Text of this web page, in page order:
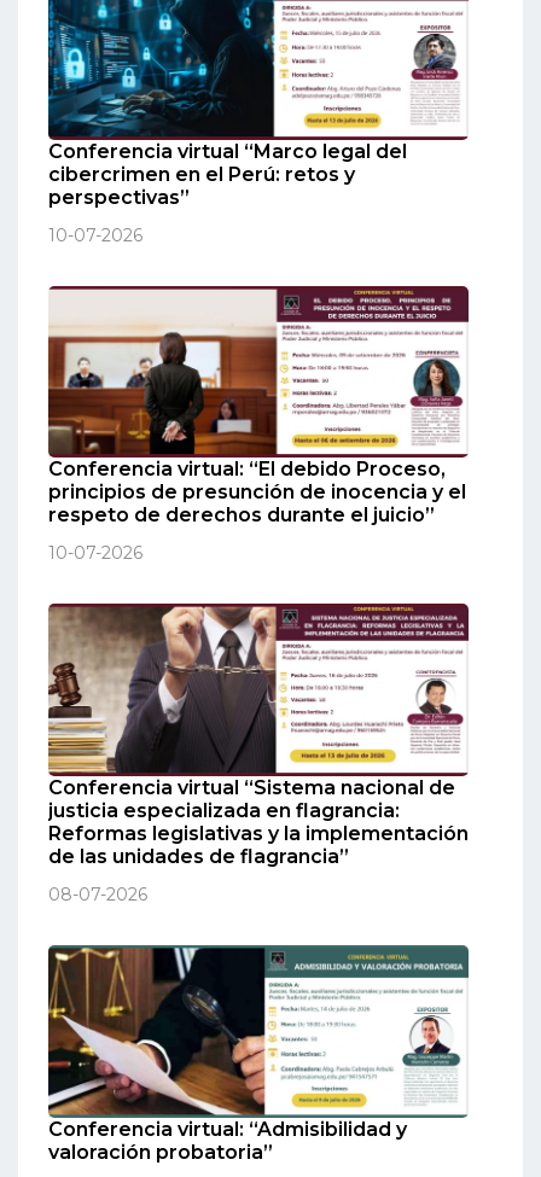
Conferencia virtual “Marco legal del
cibercrimen en el Perú: retos y
perspectivas”
10-07-2026
Conferencia virtual: “El debido Proceso,
principios de presunción de inocencia y el
respeto de derechos durante el juicio”
10-07-2026
Conferencia virtual “Sistema nacional de
justicia especializada en flagrancia:
Reformas legislativas y la implementación
de las unidades de flagrancia”
08-07-2026
Conferencia virtual: “Admisibilidad y
valoración probatoria”